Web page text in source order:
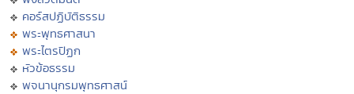
คอร์สปฏิบัติธรรม
พระพุทธศาสนา
พระไตรปิฏก
หัวข้อธรรม
พจนานุกรมพุทธศาสน์